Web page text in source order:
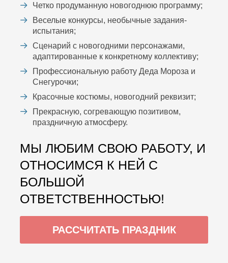
Четко продуманную новогоднюю программу;
Веселые конкурсы, необычные задания-
испытания;
Сценарий с новогодними персонажами,
адаптированные к конкретному коллективу;
Профессиональную работу Деда Мороза и
Снегурочки;
Красочные костюмы, новогодний реквизит;
Прекрасную, согревающую позитивом,
праздничную атмосферу.
МЫ ЛЮБИМ СВОЮ РАБОТУ, И
ОТНОСИМСЯ К НЕЙ С
БОЛЬШОЙ
ОТВЕТСТВЕННОСТЬЮ!
РАССЧИТАТЬ ПРАЗДНИК